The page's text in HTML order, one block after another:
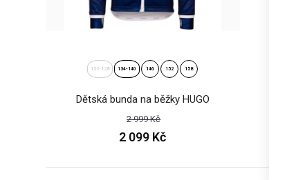
122-128 134-140 146 152 158
Dětská bunda na běžky HUGO
2 999 Kč
2 099 Kč